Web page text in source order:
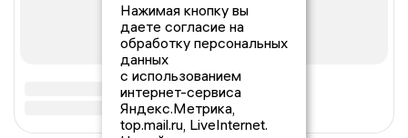
Нажимая кнопку вы
даете согласие на
обработку персональных
данных
с использованием
интернет-сервиса
Яндекс.Метрика,
top.mail.ru, LiveInternet.